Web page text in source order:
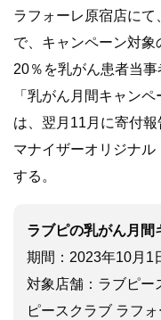
ラフォーレ原宿店にて
で、キャンペーン対
20％を乳がん患者当
「乳がん月間キャン
は、翌月11月に寄付
マナイザーオリジナル
する。
ラブピの乳がん月間
期間：2023年10月1
対象店舗：ラブピー
ピースクラブ ラフ